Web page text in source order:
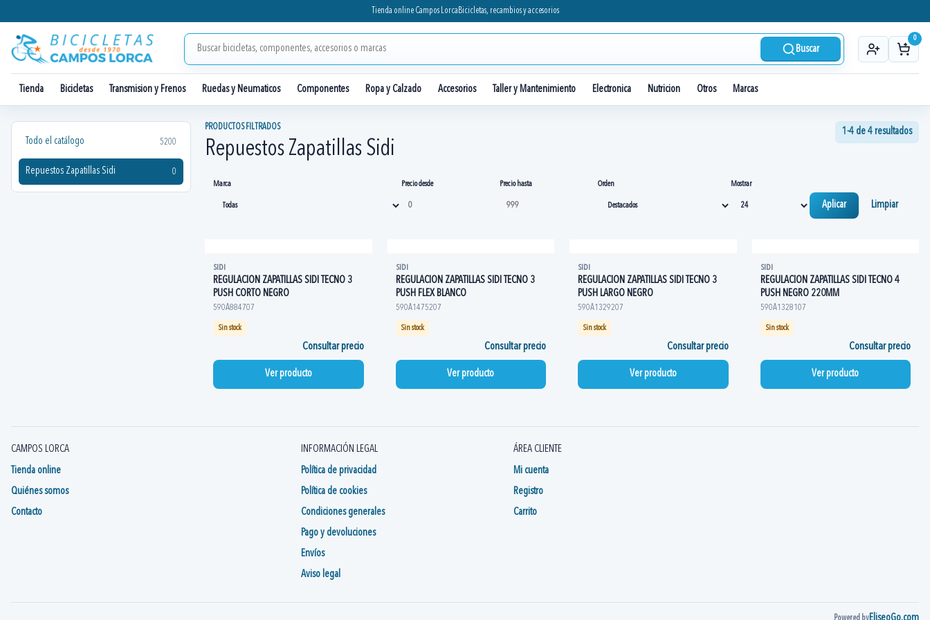
Tienda online Campos Lorca Bicicletas, recambios y accesorios
Buscar
0
Tienda Bicicletas Transmision y Frenos Ruedas y Neumaticos Componentes Ropa y Calzado Accesorios Taller y Mantenimiento Electronica Nutricion Otros Marcas
Todo el catálogo 5200
Repuestos Zapatillas Sidi 0
PRODUCTOS FILTRADOS
Repuestos Zapatillas Sidi
1-4 de 4 resultados
Marca Precio desde Precio hasta Orden Mostrar
Aplicar Limpiar
SIDI
REGULACION ZAPATILLAS SIDI TECNO 3
PUSH CORTO NEGRO
590A884707
Sin stock
Consultar precio
Ver producto
SIDI
REGULACION ZAPATILLAS SIDI TECNO 3
PUSH FLEX BLANCO
590A1475207
Sin stock
Consultar precio
Ver producto
SIDI
REGULACION ZAPATILLAS SIDI TECNO 3
PUSH LARGO NEGRO
590A1329207
Sin stock
Consultar precio
Ver producto
SIDI
REGULACION ZAPATILLAS SIDI TECNO 4
PUSH NEGRO 220MM
590A1328107
Sin stock
Consultar precio
Ver producto
CAMPOS LORCA
Tienda online
Quiénes somos
Contacto
INFORMACIÓN LEGAL
Política de privacidad
Política de cookies
Condiciones generales
Pago y devoluciones
Envíos
Aviso legal
ÁREA CLIENTE
Mi cuenta
Registro
Carrito